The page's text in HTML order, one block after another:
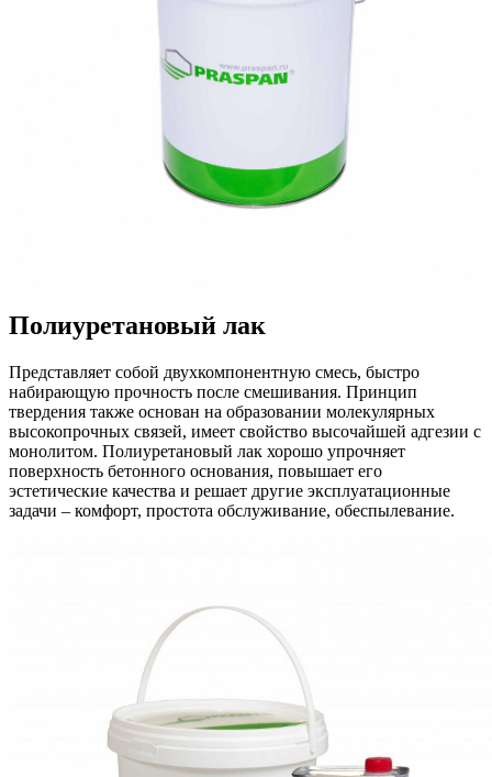
Полиуретановый лак
Представляет собой двухкомпонентную смесь, быстро
набирающую прочность после смешивания. Принцип
твердения также основан на образовании молекулярных
высокопрочных связей, имеет свойство высочайшей адгезии с
монолитом. Полиуретановый лак хорошо упрочняет
поверхность бетонного основания, повышает его
эстетические качества и решает другие эксплуатационные
задачи – комфорт, простота обслуживание, обеспылевание.